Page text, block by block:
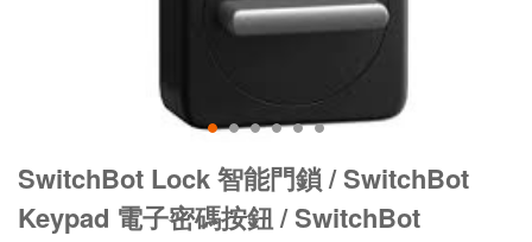
SwitchBot Lock 智能門鎖 / SwitchBot
Keypad 電子密碼按鈕 / SwitchBot